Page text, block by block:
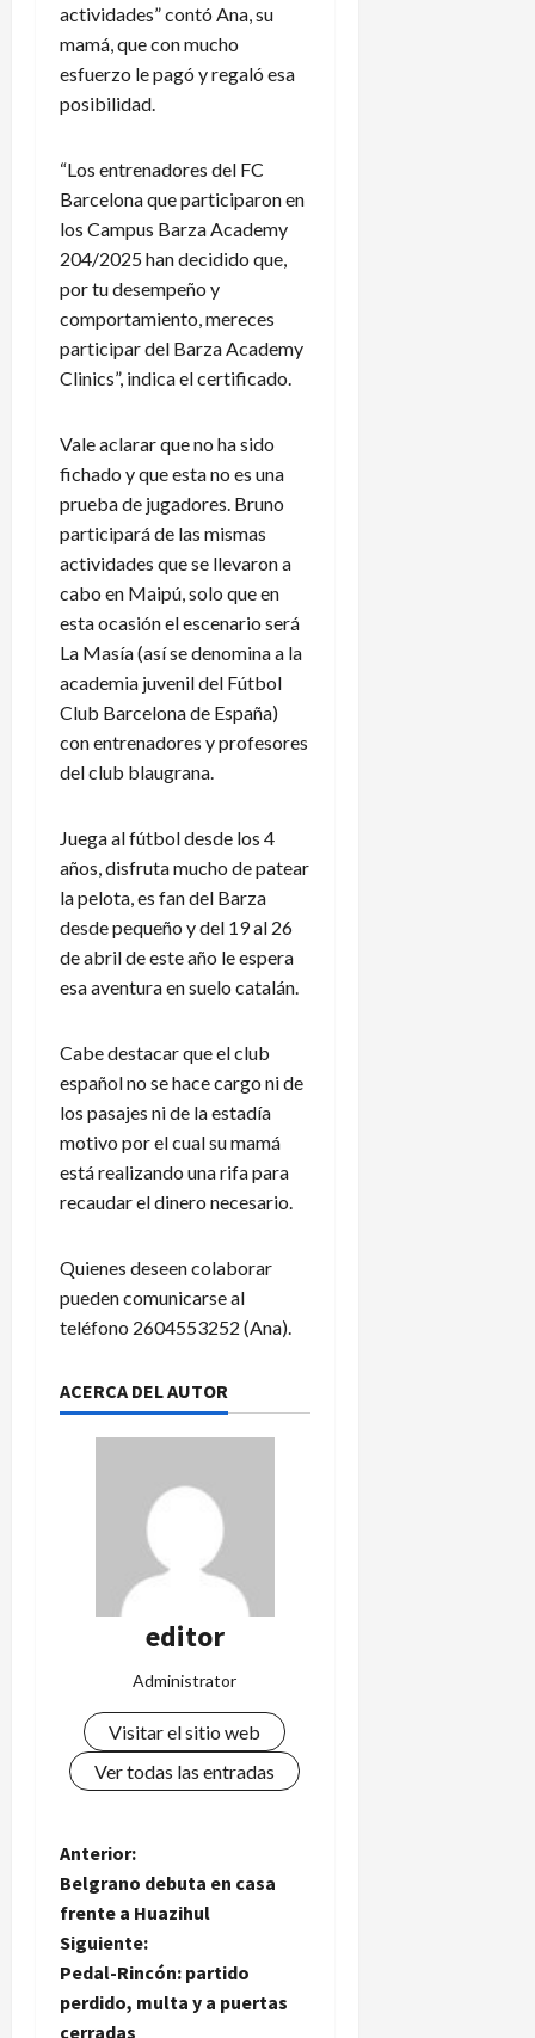
actividades” contó Ana, su
mamá, que con mucho
esfuerzo le pagó y regaló esa
posibilidad.
“Los entrenadores del FC
Barcelona que participaron en
los Campus Barza Academy
204/2025 han decidido que,
por tu desempeño y
comportamiento, mereces
participar del Barza Academy
Clinics”, indica el certificado.
Vale aclarar que no ha sido
fichado y que esta no es una
prueba de jugadores. Bruno
participará de las mismas
actividades que se llevaron a
cabo en Maipú, solo que en
esta ocasión el escenario será
La Masía (así se denomina a la
academia juvenil del Fútbol
Club Barcelona de España)
con entrenadores y profesores
del club blaugrana.
Juega al fútbol desde los 4
años, disfruta mucho de patear
la pelota, es fan del Barza
desde pequeño y del 19 al 26
de abril de este año le espera
esa aventura en suelo catalán.
Cabe destacar que el club
español no se hace cargo ni de
los pasajes ni de la estadía
motivo por el cual su mamá
está realizando una rifa para
recaudar el dinero necesario.
Quienes deseen colaborar
pueden comunicarse al
teléfono 2604553252 (Ana).
ACERCA DEL AUTOR
editor
Administrator
Visitar el sitio web
Ver todas las entradas
N
a
v
e
Anterior:
Belgrano debuta en casa
frente a Huazihul
Siguiente:
Pedal-Rincón: partido
perdido, multa y a puertas
cerradas